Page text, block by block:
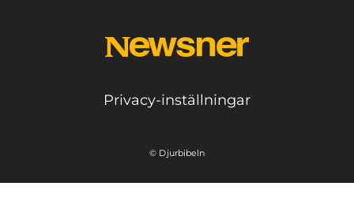
Privacy-inställningar
© Djurbibeln